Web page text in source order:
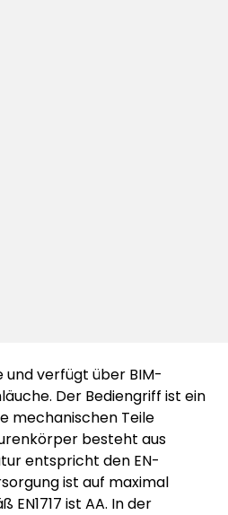
verfügt über BIM-
Der Bediengriff ist ein
mechanischen Teile
besteht aus
entspricht den EN-
ist auf maximal
ist AA. In der